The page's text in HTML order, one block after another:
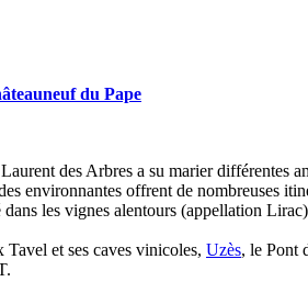
du Pape
des Arbres a su marier
environnantes offrent de nombreuses
les vignes alentours (appellation
Tavel et ses caves vinicoles, Uzès, le Pont